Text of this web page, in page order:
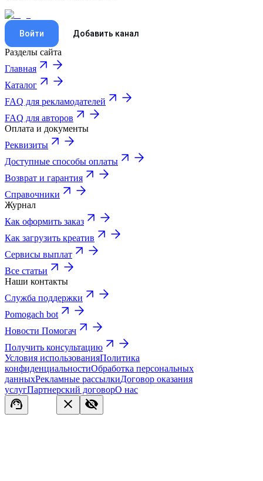
Войти Добавить канал
Разделы сайта
Главная
Каталог
FAQ для рекламодателей
FAQ для авторов
Оплата и документы
Реквизиты
Доступные способы оплаты
Возврат и гарантия
Справочники
Журнал
Как оформить заказ
Как загрузить креатив
Сервисы выплат
Все статьи
Наши контакты
Служба поддержки
Pomogach bot
Новости Помогач
Получить консультацию
Условия использованияПолитика
конфиденциальностиОбработка персональных
данныхРекламные рассылкиДоговор оказания
услугПартнерский договорО нас